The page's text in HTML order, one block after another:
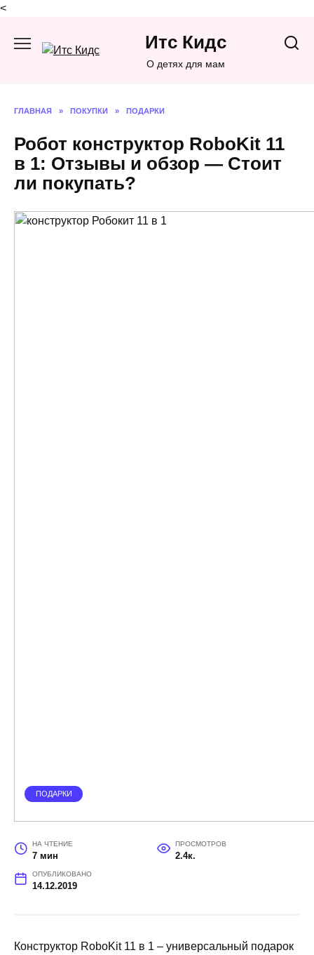
<
содержанию
Итс Кидс
О детях для мам
ГЛАВНАЯ » ПОКУПКИ » ПОДАРКИ
Робот конструктор RoboKit 11
в 1: Отзывы и обзор — Стоит
ли покупать?
ПОДАРКИ
НА ЧТЕНИЕ
7 мин
ПРОСМОТРОВ
2.4к.
ОПУБЛИКОВАНО
14.12.2019
Конструктор RoboKit 11 в 1 – универсальный подарок